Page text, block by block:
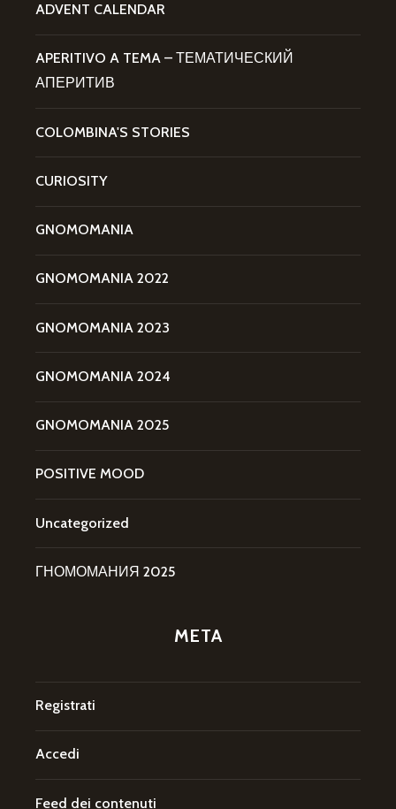
ADVENT CALENDAR
APERITIVO A TEMA – ТЕМАТИЧЕСКИЙ
АПЕРИТИВ
COLOMBINA'S STORIES
CURIOSITY
GNOMOMANIA
GNOMOMANIA 2022
GNOMOMANIA 2023
GNOMOMANIA 2024
GNOMOMANIA 2025
POSITIVE MOOD
Uncategorized
ГНОМОМАНИЯ 2025
META
Registrati
Accedi
Feed dei contenuti